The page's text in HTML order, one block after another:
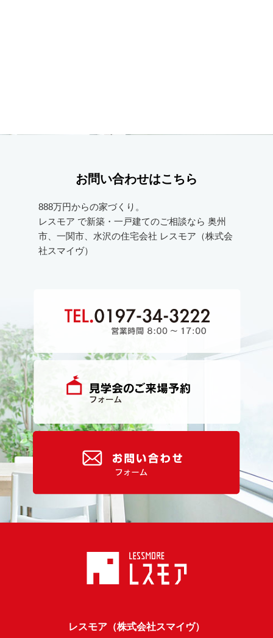
お問い合わせはこちら
888万円からの家づくり。
レスモア で新築・一戸建てのご相談なら 奥州
市、一関市、水沢の住宅会社 レスモア（株式会
社スマイヴ）
レスモア（株式会社スマイヴ）